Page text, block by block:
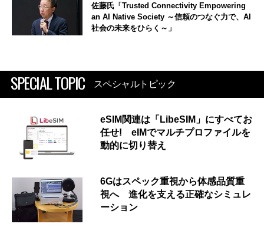
佐藤氏「Trusted Connectivity Empowering
an AI Native Society ～信頼のつなぐ力で、AI
社会の未来をひらく～」
SPECIAL TOPIC スペシャルトピック
eSIM関連は「LibeSIM」にすべてお
任せ! eIMでマルチプロファイルを
動的に切り替え
6Gはスペック重視から体感品質重
視へ 進化を支える正確なシミュレ
ーション